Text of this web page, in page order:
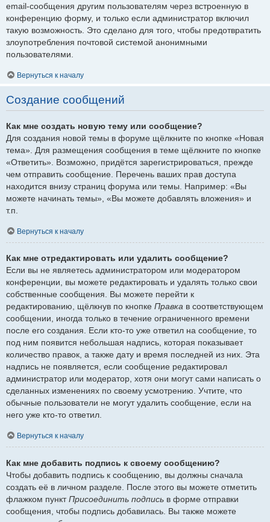
email-сообщения другим пользователям через встроенную в
конференцию форму, и только если администратор включил
такую возможность. Это сделано для того, чтобы предотвратить
злоупотребления почтовой системой анонимными
пользователями.
Вернуться к началу
Создание сообщений
Как мне создать новую тему или сообщение?
Для создания новой темы в форуме щёлкните по кнопке «Новая
тема». Для размещения сообщения в теме щёлкните по кнопке
«Ответить». Возможно, придётся зарегистрироваться, прежде
чем отправить сообщение. Перечень ваших прав доступа
находится внизу страниц форума или темы. Например: «Вы
можете начинать темы», «Вы можете добавлять вложения» и
т.п.
Вернуться к началу
Как мне отредактировать или удалить сообщение?
Если вы не являетесь администратором или модератором
конференции, вы можете редактировать и удалять только свои
собственные сообщения. Вы можете перейти к
редактированию, щёлкнув по кнопке Правка в соответствующем
сообщении, иногда только в течение ограниченного времени
после его создания. Если кто-то уже ответил на сообщение, то
под ним появится небольшая надпись, которая показывает
количество правок, а также дату и время последней из них. Эта
надпись не появляется, если сообщение редактировал
администратор или модератор, хотя они могут сами написать о
сделанных изменениях по своему усмотрению. Учтите, что
обычные пользователи не могут удалить сообщение, если на
него уже кто-то ответил.
Вернуться к началу
Как мне добавить подпись к своему сообщению?
Чтобы добавить подпись к сообщению, вы должны сначала
создать её в личном разделе. После этого вы можете отметить
флажком пунктПрисоединить подпись в форме отправки
сообщения, чтобы подпись добавилась. Вы также можете